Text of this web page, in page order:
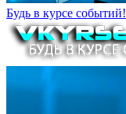
Будь в курсе событий!